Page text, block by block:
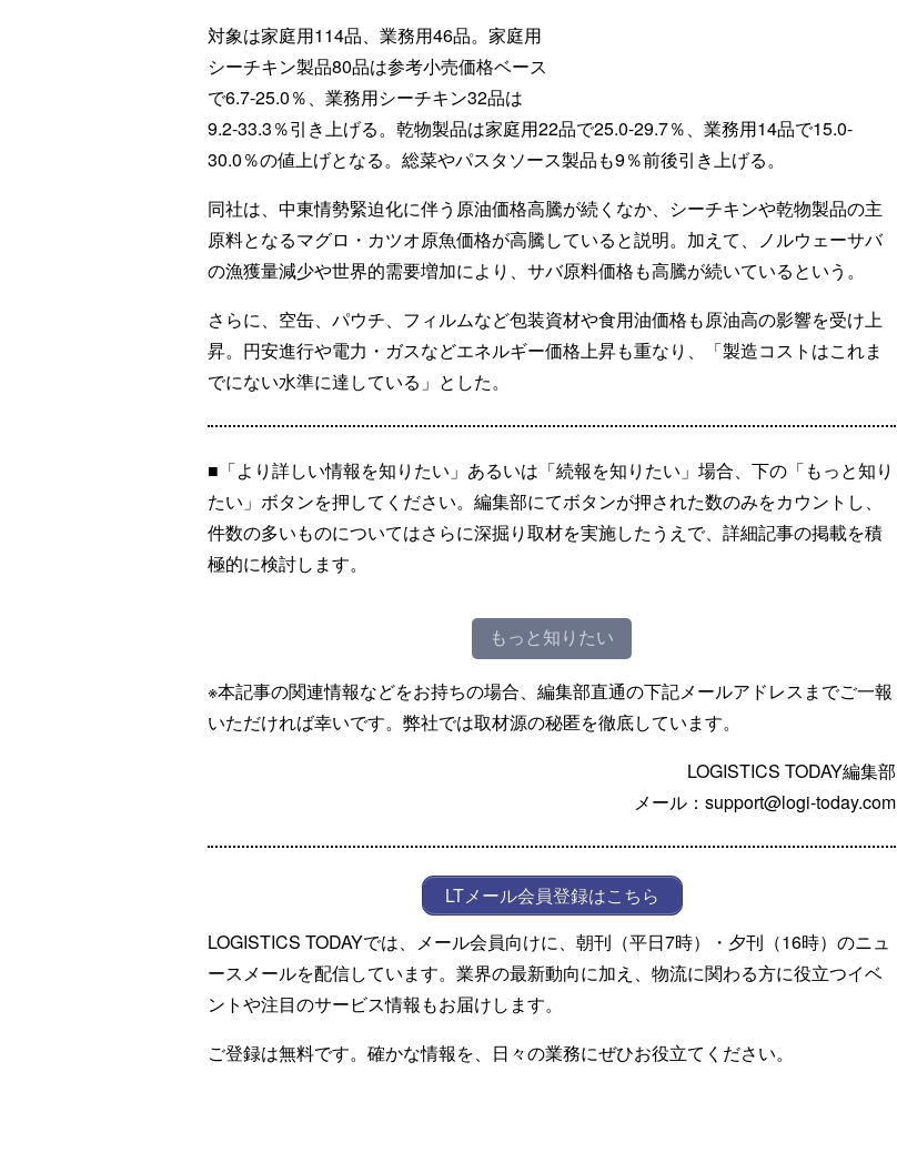
対象は家庭用114品、業務用46品。家庭用
シーチキン製品80品は参考小売価格ベース
で6.7-25.0％、業務用シーチキン32品は
9.2-33.3％引き上げる。乾物製品は家庭用22品で25.0-29.7％、業務用14品で15.0-
30.0％の値上げとなる。総菜やパスタソース製品も9％前後引き上げる。
同社は、中東情勢緊迫化に伴う原油価格高騰が続くなか、シーチキンや乾物製品の主
原料となるマグロ・カツオ原魚価格が高騰していると説明。加えて、ノルウェーサバ
の漁獲量減少や世界的需要増加により、サバ原料価格も高騰が続いているという。
さらに、空缶、パウチ、フィルムなど包装資材や食用油価格も原油高の影響を受け上
昇。円安進行や電力・ガスなどエネルギー価格上昇も重なり、「製造コストはこれま
でにない水準に達している」とした。
■「より詳しい情報を知りたい」あるいは「続報を知りたい」場合、下の「もっと知り
たい」ボタンを押してください。編集部にてボタンが押された数のみをカウントし、
件数の多いものについてはさらに深掘り取材を実施したうえで、詳細記事の掲載を積
極的に検討します。
もっと知りたい
※本記事の関連情報などをお持ちの場合、編集部直通の下記メールアドレスまでご一報
いただければ幸いです。弊社では取材源の秘匿を徹底しています。
LOGISTICS TODAY編集部
メール：support@logi-today.com
LTメール会員登録はこちら
LOGISTICS TODAYでは、メール会員向けに、朝刊（平日7時）・夕刊（16時）のニュ
ースメールを配信しています。業界の最新動向に加え、物流に関わる方に役立つイベ
ントや注目のサービス情報もお届けします。
ご登録は無料です。確かな情報を、日々の業務にぜひお役立てください。